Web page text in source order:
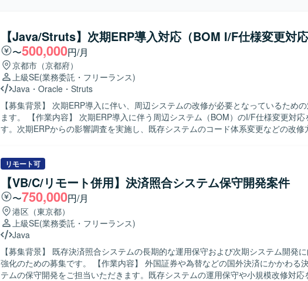
【Java/Struts】次期ERP導入対応（BOM I/F仕様変更対
〜500,000円/月
京都市（京都府）
上級SE(業務委託・フリーランス)
Java ・ Oracle ・ Struts
【募集背景】 次期ERP導入に伴い、周辺システムの改修が必要となっているため
ます。 【作業内容】 次期ERP導入に伴う周辺システム（BOM）のI/F仕様変更対応を行いま
す。次期ERPからの影響調査を実施し、既存システムのコード体系変更などの改修
など自ら進んで確認ができる方を求めています。コミュニケーションを円滑に行い
を遂行できる方を歓迎いたします。 【ポジションの魅力】 ERP導入に伴う周辺システム改修に
上流工程から関わることができ、要件定義からテストまで一貫して携わることで、
システム全体の構造理解を深められます。BOMやERP連携の知見を高めることが
【開発環境】 Java（Struts）、Oracleを用いた既存システムの改修となります。
リモート可
【VB/C/リモート併用】決済照合システム保守開発案件
〜750,000円/月
港区（東京都）
上級SE(業務委託・フリーランス)
Java
【募集背景】 既存決済照合システムの長期的な運用保守および次期システム開発
強化のための募集です。 【作業内容】 外国証券や為替などの国外決済にかかわる決済照合シス
テムの保守開発をご担当いただきます。既存システムの運用保守や小規模改修対応